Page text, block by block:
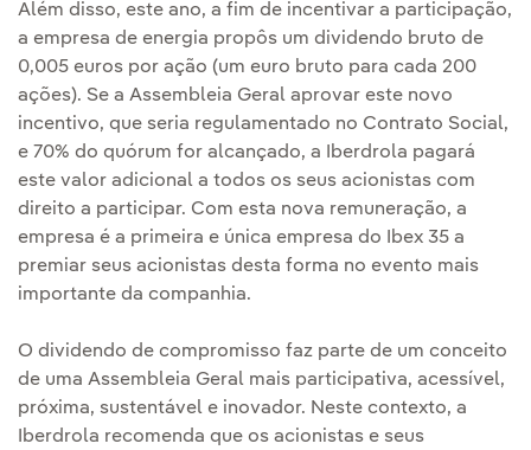
Além disso, este ano, a fim de incentivar a participação,
a empresa de energia propôs um dividendo bruto de
0,005 euros por ação (um euro bruto para cada 200
ações). Se a Assembleia Geral aprovar este novo
incentivo, que seria regulamentado no Contrato Social,
e 70% do quórum for alcançado, a Iberdrola pagará
este valor adicional a todos os seus acionistas com
direito a participar. Com esta nova remuneração, a
empresa é a primeira e única empresa do Ibex 35 a
premiar seus acionistas desta forma no evento mais
importante da companhia.
O dividendo de compromisso faz parte de um conceito
de uma Assembleia Geral mais participativa, acessível,
próxima, sustentável e inovador. Neste contexto, a
Iberdrola recomenda que os acionistas e seus